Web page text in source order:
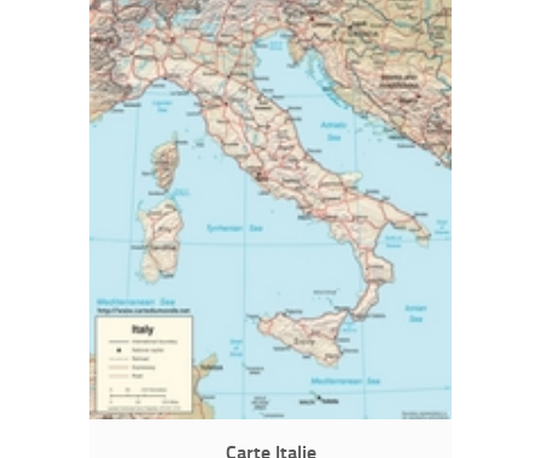
Carte Italie